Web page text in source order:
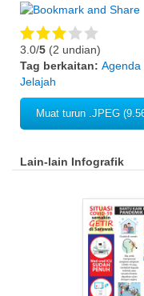
3.0/5 (2 undian)
Tag berkaitan: Agenda
Jelajah
Muat turun .JPEG
Lain-lain Infografik